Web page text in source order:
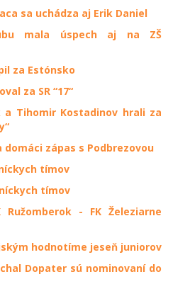
sa uchádza aj Erik Daniel
mala úspech aj na ZŠ
za Estónsko
za SR “17“
a Tihomir Kostadinov hrali za
domáci zápas s Podbrezovou
tímov
tímov
Ružomberok - FK Železiarne
hodnotíme jeseň juniorov
Dopater sú nominovaní do